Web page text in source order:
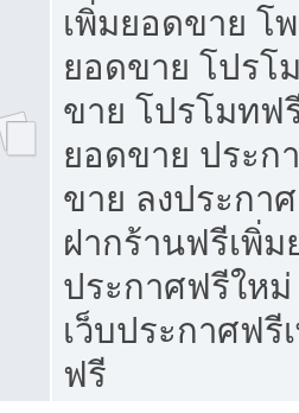
เพิ่มยอดขาย โ
ยอดขาย โปรโ
ขาย โปรโมทฟ
ยอดขาย ประก
ขาย ลงประกา
ฝากร้านฟรีเพิ่ม
ประกาศฟรีให
เว็บประกาศฟรี
ฟรี